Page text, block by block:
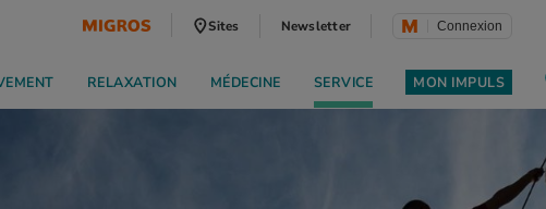
Sites Newsletter Connexion
RELAXATION MÉDECINE SERVICE MON IMPULS